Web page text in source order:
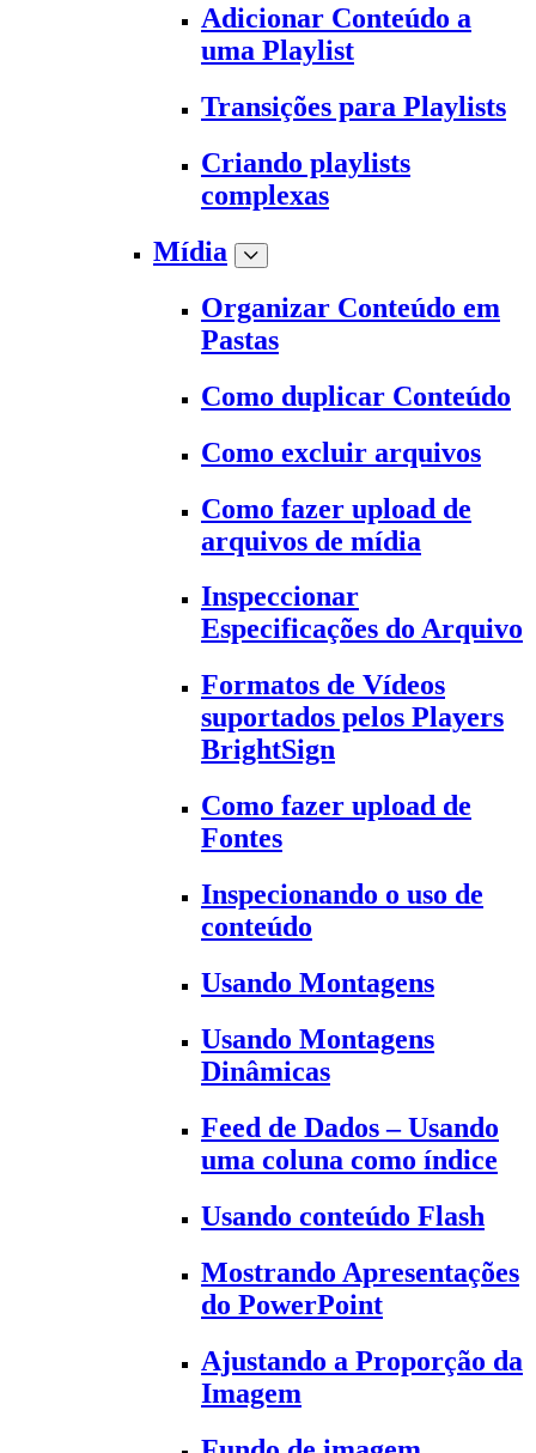
Adicionar Conteúdo a
uma Playlist
Transições para Playlists
Criando playlists
complexas
Mídia
Organizar Conteúdo em
Pastas
Como duplicar Conteúdo
Como excluir arquivos
Como fazer upload de
arquivos de mídia
Inspeccionar
Especificações do Arquivo
Formatos de Vídeos
suportados pelos Players
BrightSign
Como fazer upload de
Fontes
Inspecionando o uso de
conteúdo
Usando Montagens
Usando Montagens
Dinâmicas
Feed de Dados – Usando
uma coluna como índice
Usando conteúdo Flash
Mostrando Apresentações
do PowerPoint
Ajustando a Proporção da
Imagem